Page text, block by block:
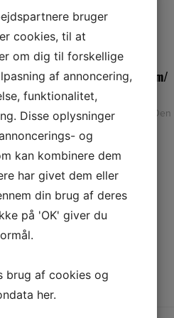
SPAR 9%
VOLPI KV390 batterisaks m/
batteri
VOLPI KV390 Volpi kv390 - Den
ultimative løsning til dine
beskæringsbehov. Med en kraftfuld
5.199,00kr.
LÆS MERE
bruger
cookies, til at
om dig til forskellige
af annoncering,
funktionalitet,
Disse oplysninger
og
kan kombinere dem
har givet dem eller
din brug af deres
på 'OK' giver du
brug af cookies og
her.